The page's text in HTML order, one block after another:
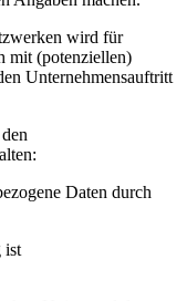
wird für
mit (potenziellen)
Unternehmensauftritt
Daten durch
ist